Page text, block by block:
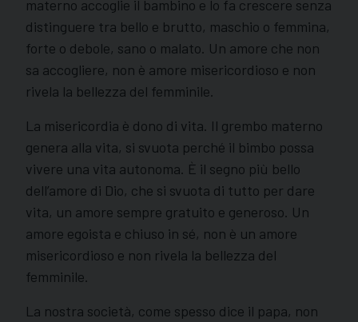
materno accoglie il bambino e lo fa crescere senza
distinguere tra bello e brutto, maschio o femmina,
forte o debole, sano o malato. Un amore che non
sa accogliere, non è amore misericordioso e non
rivela la bellezza del femminile.
La misericordia è dono di vita. Il grembo materno
genera alla vita, si svuota perché il bimbo possa
vivere una vita autonoma. È il segno più bello
dell’amore di Dio, che si svuota di tutto per dare
vita, un amore sempre gratuito e generoso. Un
amore egoista e chiuso in sé, non è un amore
misericordioso e non rivela la bellezza del
femminile.
La nostra società, come spesso dice il papa, non